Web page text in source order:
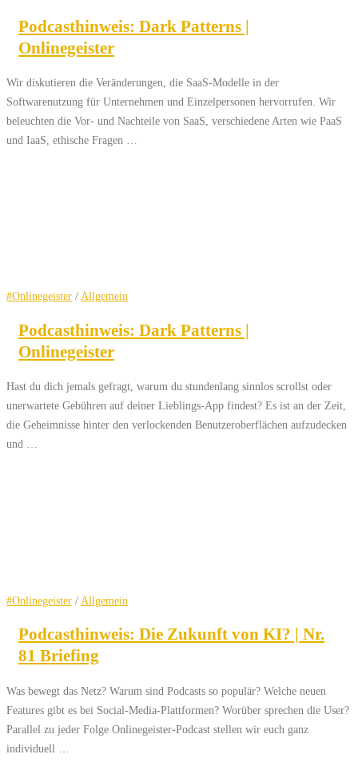
Podcasthinweis: Dark Patterns |
Onlinegeister
Wir diskutieren die Veränderungen, die SaaS-Modelle in der
Softwarenutzung für Unternehmen und Einzelpersonen hervorrufen. Wir
beleuchten die Vor- und Nachteile von SaaS, verschiedene Arten wie PaaS
und IaaS, ethische Fragen …
#Onlinegeister /Allgemein
Podcasthinweis: Dark Patterns |
Onlinegeister
Hast du dich jemals gefragt, warum du stundenlang sinnlos scrollst oder
unerwartete Gebühren auf deiner Lieblings-App findest? Es ist an der Zeit,
die Geheimnisse hinter den verlockenden Benutzeroberflächen aufzudecken
und …
#Onlinegeister / Allgemein
Podcasthinweis: Die Zukunft von KI? | Nr.
81 Briefing
Was bewegt das Netz? Warum sind Podcasts so populär? Welche neuen
Features gibt es bei Social-Media-Plattformen? Worüber sprechen die User?
Parallel zu jeder Folge Onlinegeister-Podcast stellen wir euch ganz
individuell …